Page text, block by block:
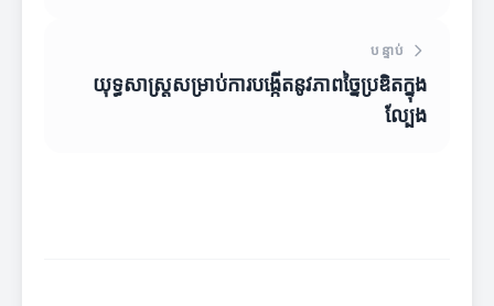
បន្ទាប់
យុទ្ធសាស្ត្រសម្រាប់ការបង្កើតនូវភាពច្នៃប្រឌិតក្នុង
ល្បែង